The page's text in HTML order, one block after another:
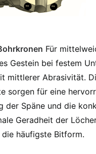
Für
Gestein bei festem
mittlerer Abrasivität.
sorgen für eine
der Späne und die
Geradheit der
die häufigste Bitform.